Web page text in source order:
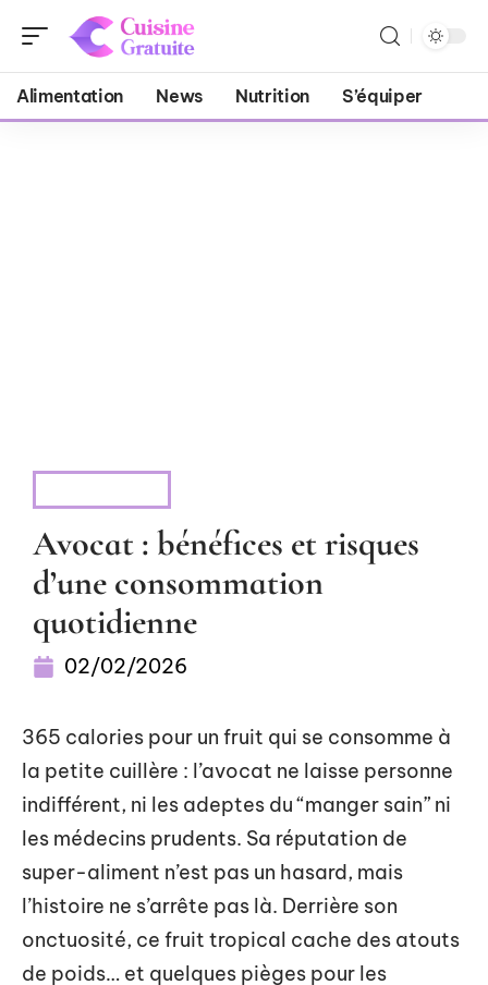
Alimentation News Nutrition S’équiper
Avocat : bénéfices et risques
d’une consommation
quotidienne
02/02/2026
365 calories pour un fruit qui se consomme à
la petite cuillère : l’avocat ne laisse personne
indifférent, ni les adeptes du “manger sain” ni
les médecins prudents. Sa réputation de
super-aliment n’est pas un hasard, mais
l’histoire ne s’arrête pas là. Derrière son
onctuosité, ce fruit tropical cache des atouts
de poids… et quelques pièges pour les